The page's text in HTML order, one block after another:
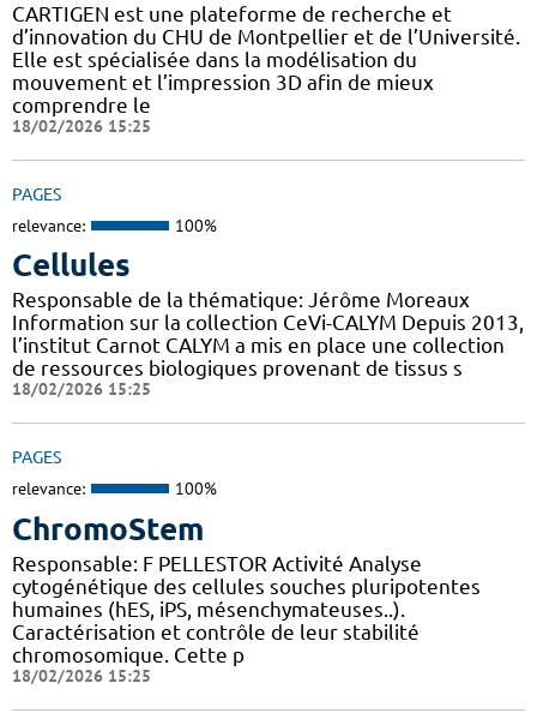
CARTIGEN est une plateforme de recherche et
d’innovation du CHU de Montpellier et de l’Université.
Elle est spécialisée dans la modélisation du
mouvement et l’impression 3D afin de mieux
comprendre le
18/02/2026 15:25
PAGES
relevance: 100%
Cellules
Responsable de la thématique: Jérôme Moreaux
Information sur la collection CeVi-CALYM Depuis 2013,
l’institut Carnot CALYM a mis en place une collection
de ressources biologiques provenant de tissus s
18/02/2026 15:25
PAGES
relevance: 100%
ChromoStem
Responsable: F PELLESTOR Activité Analyse
cytogénétique des cellules souches pluripotentes
humaines (hES, iPS, mésenchymateuses..).
Caractérisation et contrôle de leur stabilité
chromosomique. Cette p
18/02/2026 15:25